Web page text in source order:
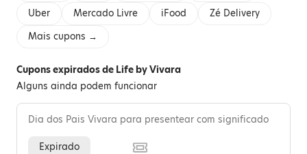
Uber
Mercado Livre iFood
Zé Delivery
Mais cupons →
Cupons expirados de Life by Vivara
Alguns ainda podem funcionar
Dia dos Pais Vivara para presentear com significado
Expirado